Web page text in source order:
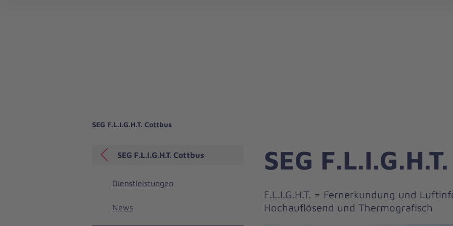
SEG F.L.I.G.H.T. Cottbus
SEG
F.L.I.G.H.T. = Fernerkundung und
Hochauflösend und Thermografisch
SEG F.L.I.G.H.T. Cottbus
Dienstleistungen
News